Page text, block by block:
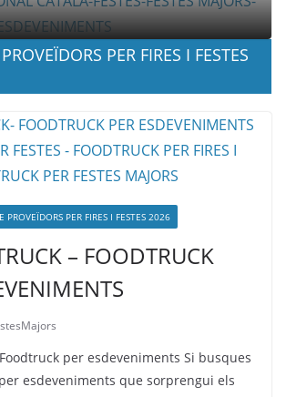
PER FIRES I FESTES
PROVEÏDORS PER FIRES I FESTES 2026
– FOODTRUCK
per esdeveniments Si busques
esdeveniments que sorprengui els